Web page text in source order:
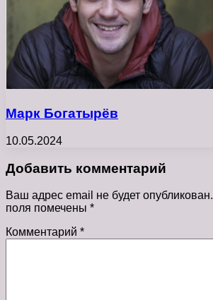
Марк Богатырёв
10.05.2024
Добавить комментарий
Ваш адрес email не будет опубликован.
поля помечены *
Комментарий *